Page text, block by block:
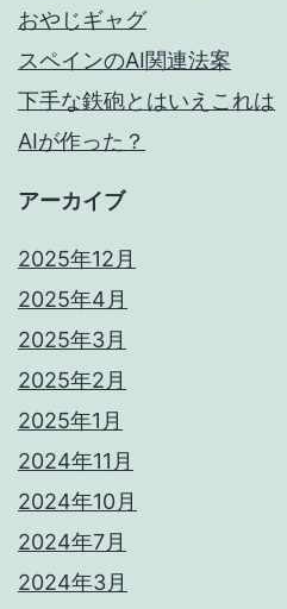
おやじギャグ
スペインのAI関連法案
下手な鉄砲とはいえこれは
AIが作った？
アーカイブ
2025年12月
2025年4月
2025年3月
2025年2月
2025年1月
2024年11月
2024年10月
2024年7月
2024年3月